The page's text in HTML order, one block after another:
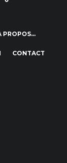
PROPOS…
CONTACT